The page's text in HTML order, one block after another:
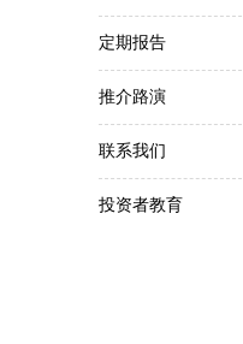
定期报告
推介路演
联系我们
投资者教育